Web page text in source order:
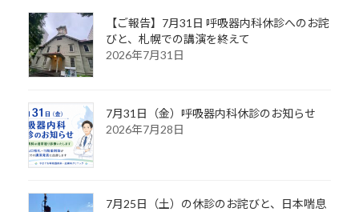
【ご報告】7月31日 呼吸器内科休診へのお詫
びと、札幌での講演を終えて
2026年7月31日
7月31日（金）呼吸器内科休診のお知らせ
2026年7月28日
7月25日（土）の休診のお詫びと、日本喘息